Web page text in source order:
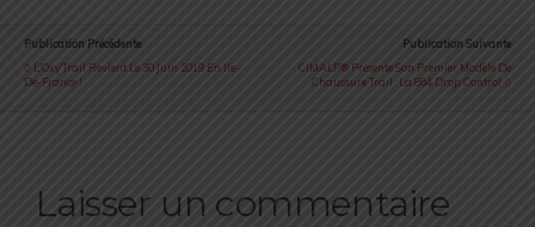
Publication Précédente
L'Oxy’Trail Revient Le 30 Juin 2019 En Ile-
De-France !
Publication Suivante
CIMALP® Présente Son Premier Modèle De
Chaussure Trail : La 864 Drop Control
Laisser un commentaire